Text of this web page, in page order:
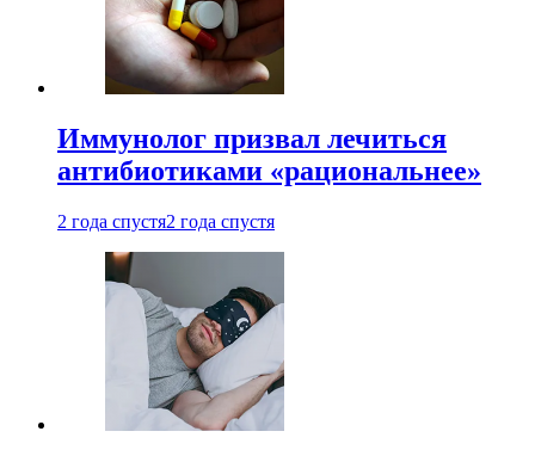
Иммунолог призвал лечиться
антибиотиками «рациональнее»
2 года спустя2 года спустя